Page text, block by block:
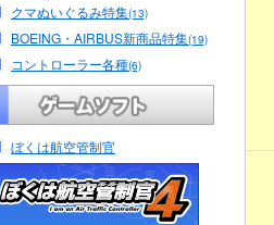
クマぬいぐるみ特集(13)
BOEING・AIRBUS新商品特集(19)
コントローラー各種(6)
ぼくは航空管制官